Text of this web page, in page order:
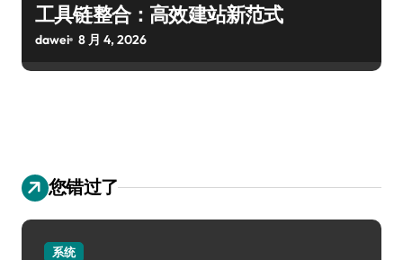
工具链整合：高效建站新范式
dawei 8 月 4, 2026
您错过了
系统